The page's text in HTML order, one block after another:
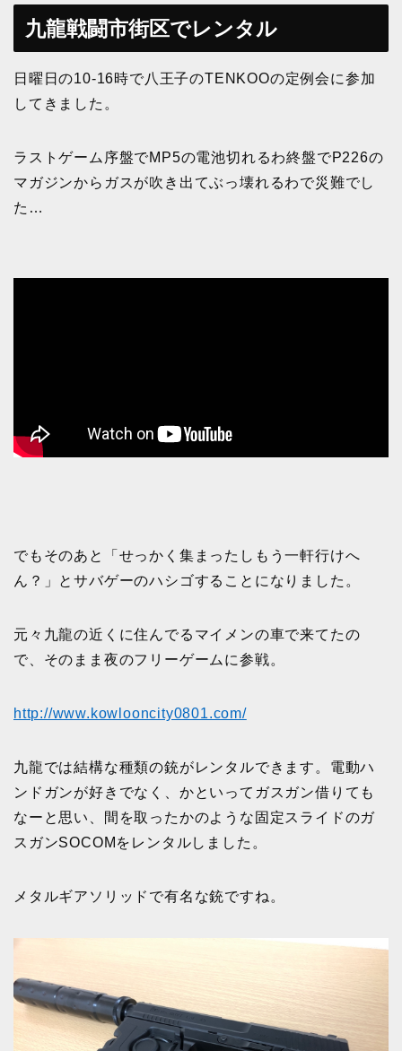
九龍戦闘市街区でレンタル
日曜日の10-16時で八王子のTENKOOの定例会に参加
してきました。
ラストゲーム序盤でMP5の電池切れるわ終盤でP226の
マガジンからガスが吹き出てぶっ壊れるわで災難でし
た…
でもそのあと「せっかく集まったしもう一軒行けへ
ん？」とサバゲーのハシゴすることになりました。
元々九龍の近くに住んでるマイメンの車で来てたの
で、そのまま夜のフリーゲームに参戦。
http://www.kowlooncity0801.com/
九龍では結構な種類の銃がレンタルできます。電動ハ
ンドガンが好きでなく、かといってガスガン借りても
なーと思い、間を取ったかのような固定スライドのガ
スガンSOCOMをレンタルしました。
メタルギアソリッドで有名な銃ですね。